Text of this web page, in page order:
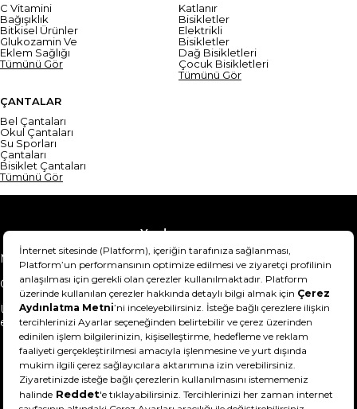
C Vitamini
Bağışıklık
Bitkisel Ürünler
Glukozamin Ve
Eklem Sağlığı
Tümünü Gör
Katlanır
Bisikletler
Elektrikli
Bisikletler
Dağ Bisikletleri
Çocuk Bisikletleri
Tümünü Gör
ÇANTALAR
Bel Çantaları
Okul Çantaları
Su Sporları
Çantaları
Bisiklet Çantaları
Tümünü Gör
Yardım
Mesafeli Satış Sözleşmesi
Teslimat Bilgisi
Gizlilik Sözleşmesi
Şartlar & Koşullar
Ürünümü nasıl iade
edebilirim?
Hakkımızda